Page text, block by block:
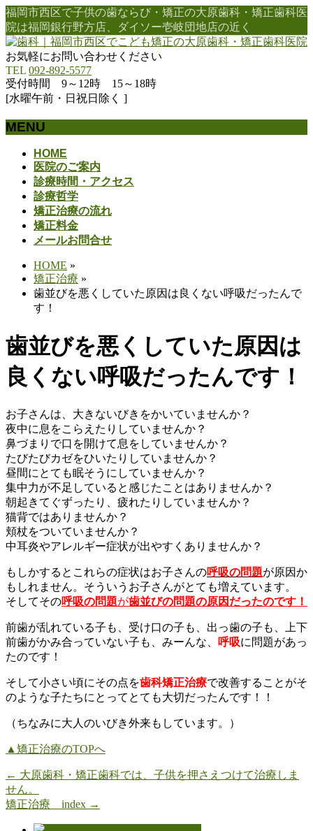
福岡市西区で子供の歯ならび・矯正の大原歯科・矯正歯科医
院は福岡銀行野方店、ダイソー壱岐団地店の近く
お気軽にお問い合わせください
TEL 092-892-5577
受付時間 9～12時 15～18時
[水曜午前・日祝日除く ]
MENU
HOME
医院のご案内
診療時間・アクセス
診療哲学
矯正治療の流れ
矯正料金
メールお問合せ
HOME »
矯正治療 »
歯並びを悪くしていた原因は良くない呼吸だったんで
す！
歯並びを悪くしていた原因は
良くない呼吸だったんです！
お子さんは、大きないびきをかいていませんか？
夜中に息をこらえたりしていませんか？
鼻づまりで口を開けて息をしていませんか？
たびたびカゼをひいたりしていませんか？
昼間にとても眠そうにしていませんか？
集中力が不足していると感じたことはありませんか？
朝起きてぐずったり、疲れたりしていませんか？
猫背ではありませんか？
頬杖をついていませんか？
中耳炎やアレルギー症状が出やすくありませんか？
もしかするとこれらの症状はお子さんの呼吸の問題が原因か
もしれません。そういうお子さんがとても増えています。
そしてその呼吸の問題が歯並びの問題の原因だったのです！
前歯が乱れている子も、受け口の子も、出っ歯の子も、上下
前歯がかみ合っていない子も、みーんな、
呼吸に問題があっ
たのです！
そして小さい頃にその点を歯科矯正治療で改善することがそ
のような子たちにとってとても大切だったんです！！
（ちなみに大人のいびき外来もしています。）
▲矯正治療のTOPへ
← 大原歯科・矯正歯科では、子供を押さえつけて治療しま
せん。
矯正治療 index →